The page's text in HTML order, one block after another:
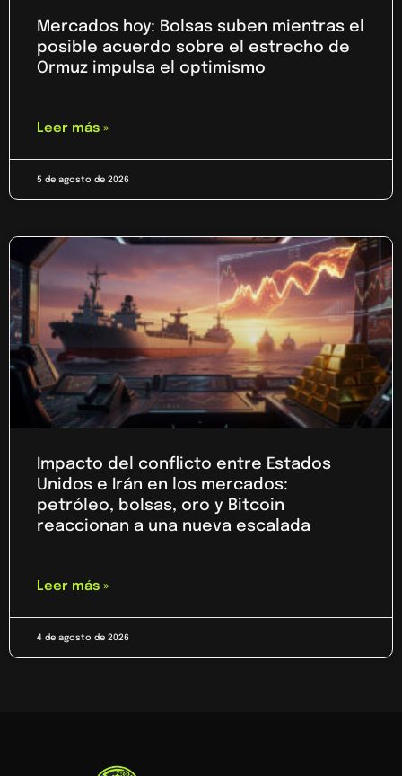
Mercados hoy: Bolsas suben mientras el
posible acuerdo sobre el estrecho de
Ormuz impulsa el optimismo
Leer más »
5 de agosto de 2026
Impacto del conflicto entre Estados
Unidos e Irán en los mercados:
petróleo, bolsas, oro y Bitcoin
reaccionan a una nueva escalada
Leer más »
4 de agosto de 2026